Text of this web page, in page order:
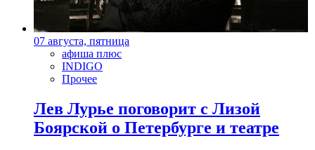
07 августа, пятница
афиша плюс
INDIGO
Прочее
Лев Лурье поговорит с Лизой
Боярской о Петербурге и театре